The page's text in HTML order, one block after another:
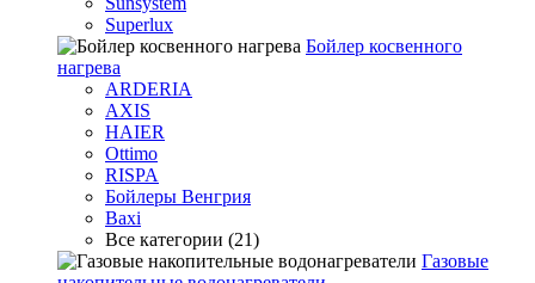
Superlux
Бойлер косвенного
нагрева
ARDERIA
AXIS
HAIER
Ottimo
RISPA
Бойлеры Венгрия
Baxi
Все категории (21)
Газовые